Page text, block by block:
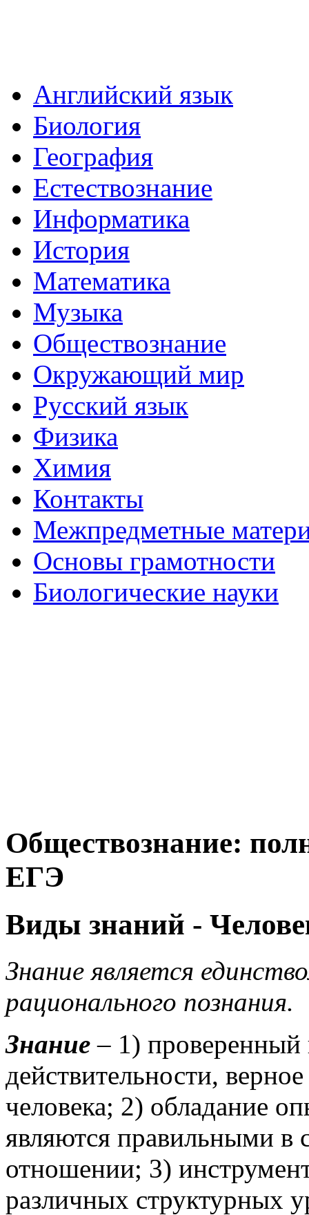
Английский язык
Биология
География
Естествознание
Информатика
История
Математика
Музыка
Обществознание
Окружающий мир
Русский язык
Физика
Химия
Контакты
Межпредметные
Основы грамотности
Биологические науки
Обществознание:
ЕГЭ
Виды знаний -
Знание является
рационального познания.
Знание– 1) проверенный
действительности,
человека; 2) обладание
являются правильными в
отношении; 3)
различных структурных